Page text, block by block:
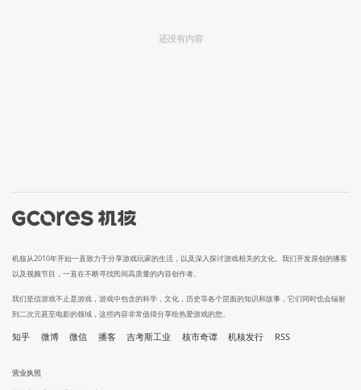
还没有内容
机核从2010年开始一直致力于分享游戏玩家的生活，以及深入探讨游戏相关的文化。我们开发原创的播客
以及视频节目，一直在不断寻找民间高质量的内容创作者。
我们坚信游戏不止是游戏，游戏中包含的科学，文化，历史等各个层面的知识和故事，它们同时也会辐射
到二次元甚至电影的领域，这些内容非常值得分享给热爱游戏的您。
知乎 微博 微信 播客 吉考斯工业 核市奇谭 机核发行 RSS
营业执照